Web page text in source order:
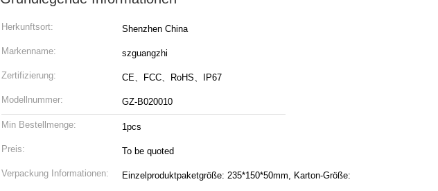
Herkunftsort: Shenzhen China
Markenname: szguangzhi
Zertifizierung: CE、FCC、RoHS、IP67
Modellnummer: GZ-B020010
Min Bestellmenge: 1pcs
Preis: To be quoted
Verpackung Informationen: Einzelproduktpaketgröße: 235*150*50mm, Karton-Größe: